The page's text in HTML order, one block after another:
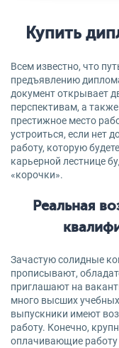
Купить
Всем известно, что
предъявлению
документ открывает
перспективам, а
престижное место
устроиться, если нет
работу, которую
карьерной лестнице
«корочки».
Реальная
Зачастую солидные
прописывают,
приглашают на
много высших
выпускники имеют
работу. Конечно,
оплачивающие работу